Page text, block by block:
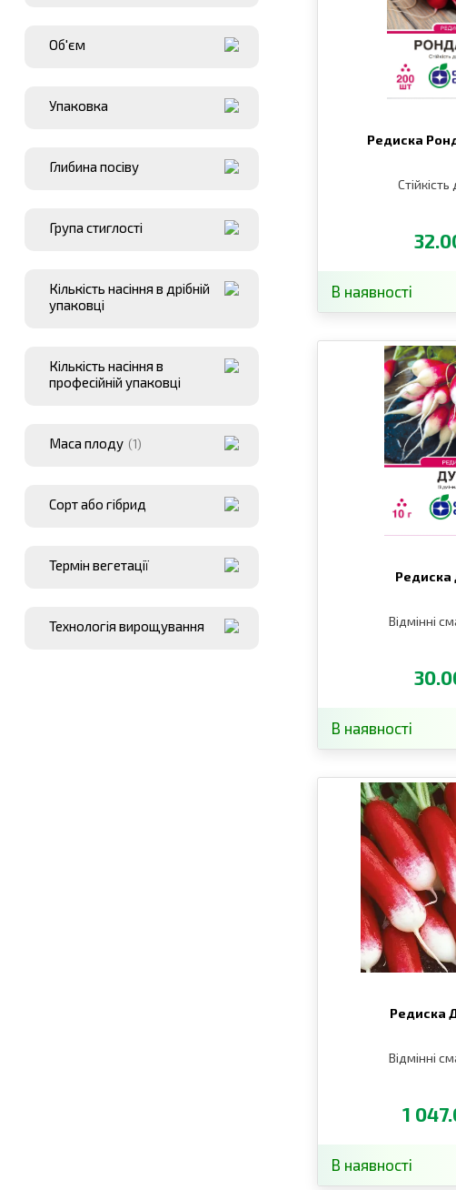
Об'єм
Упаковка
Глибина посіву
Група стиглості
Кількість насіння в дрібній
упаковці
Кількість насіння в
професійній упаковці
Маса плоду (1)
Сорт або гібрид
Термін вегетації
Технологія вирощування
Редиска
В наявності
Редиска
Відмінні
В наявності
Редиска
Відмінні
1
В наявності